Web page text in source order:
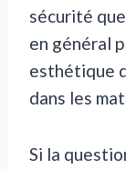
sécurité
en général
esthétique
dans les
Si la